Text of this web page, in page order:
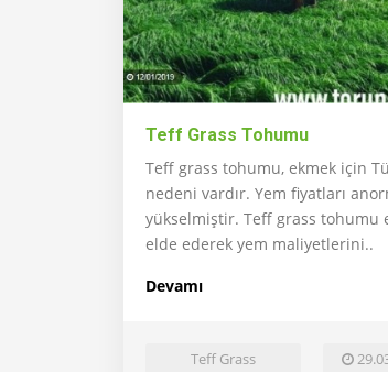
Teff Grass Tohumu
Teff grass tohumu, ekmek için
nedeni vardır. Yem fiyatları
yükselmiştir. Teff grass tohumu
elde ederek yem maliyetlerini..
Devamı
Teff Grass